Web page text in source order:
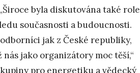
byla diskutována také role
současnosti a budoucnosti.
jak z České republiky,
jako organizátory moc těší,“
pro energetiku a vědecký